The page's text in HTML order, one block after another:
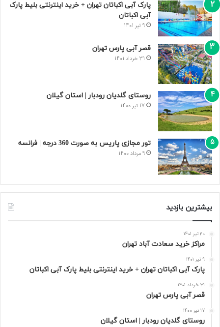
پارک آبی اکباتان تهران + خرید اینترنتی بلیط پارک
آبی اکباتان
9 تیر 1401
قصر آبی پارس تهران
31 خرداد 1401
روستای گلدیان رودبار | استان گیلان
17 تیر 1400
تور مجازی پاریس به صورت 360 درجه | فرانسه
9 مرداد 1400
بیشترین بازدید
20 تیر 1401
مراکز خرید سعادت‌ آباد تهران
9 تیر 1401
پارک آبی اکباتان تهران + خرید اینترنتی بلیط پارک آبی اکباتان
31 خرداد 1401
قصر آبی پارس تهران
17 تیر 1400
روستای گلدیان رودبار | استان گیلان